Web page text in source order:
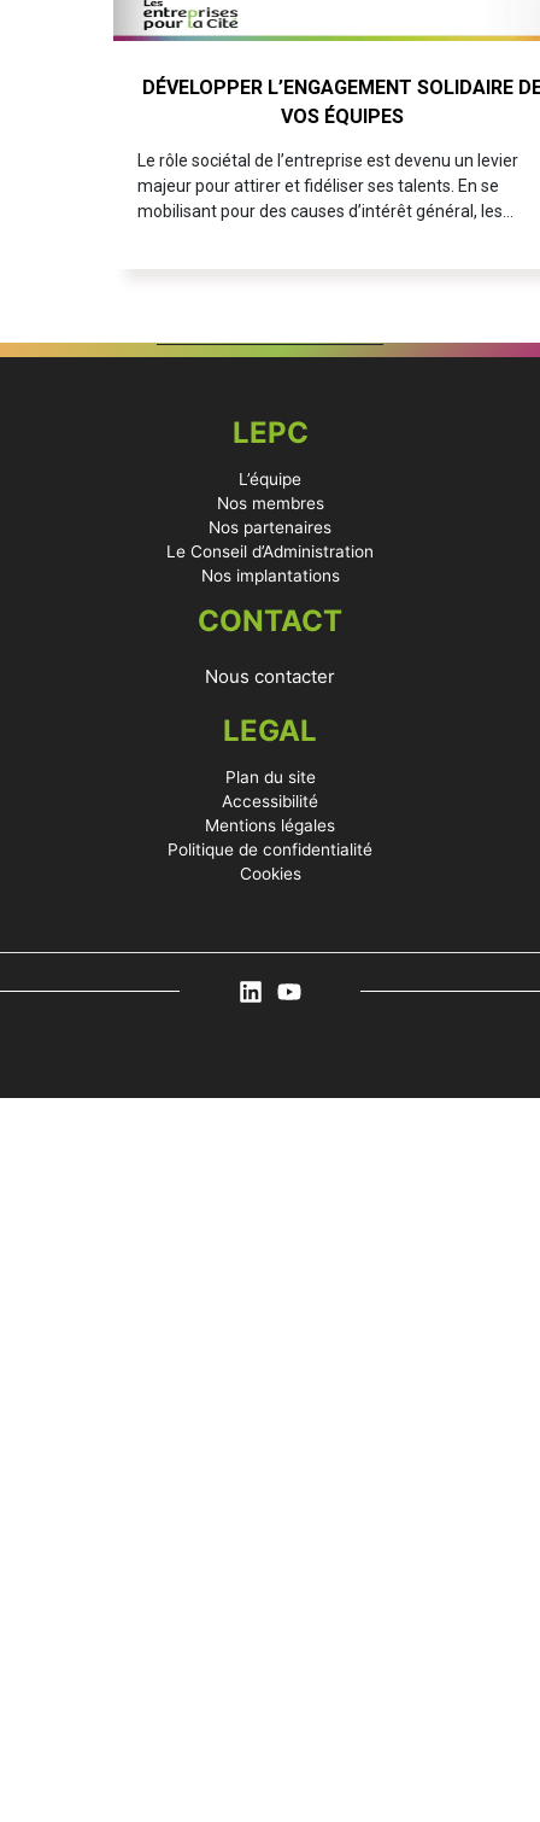
DÉVELOPPER L’ENGAGEMENT SOLIDAIRE
VOS ÉQUIPES
Le rôle sociétal de l’entreprise est devenu un levier
majeur pour attirer et fidéliser ses talents. En se
mobilisant pour des causes d’intérêt général, les…
LEPC
L’équipe
Nos membres
Nos partenaires
Le Conseil d’Administration
Nos implantations
CONTACT
Nous contacter
LEGAL
Plan du site
Accessibilité
Mentions légales
Politique de confidentialité
Cookies